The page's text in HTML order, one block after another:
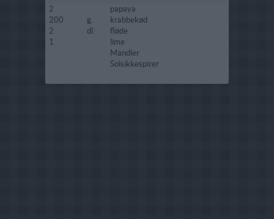
2
papaya
200
g.
krabbekød
2
dl.
fløde
1
lime
Mandler
Solsikkespirer